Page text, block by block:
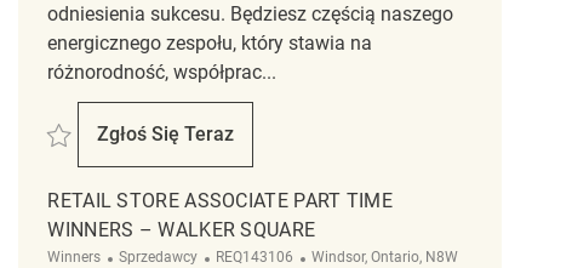
odniesienia sukcesu. Będziesz częścią naszego
energicznego zespołu, który stawia na
różnorodność, współprac...
Zapisać Retail Store Associate Part Time Seasonal Marshalls / Homesense -
Zgłoś Się Teraz
Retail Store Associate Part Time Seasonal
RETAIL STORE ASSOCIATE PART TIME
WINNERS – WALKER SQUARE
Winners Kategoria
Sprzedawcy ReqId
REQ143106 Lokalizacja
Windsor, Ontario, N8W